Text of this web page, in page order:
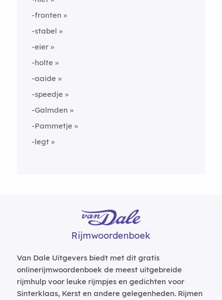
-fronten
-stabel
-eier
-holte
-aaide
-speedje
-Galmden
-Pammetje
-legt
Rijmwoordenboek
Van Dale Uitgevers biedt met dit gratis
onlinerijmwoordenboek de meest uitgebreide
rijmhulp voor leuke rijmpjes en gedichten voor
Sinterklaas, Kerst en andere gelegenheden. Rijmen